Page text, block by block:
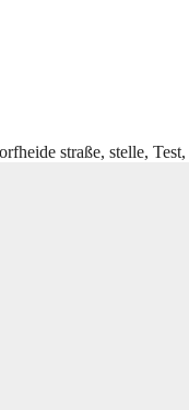
straße, stelle, Test,